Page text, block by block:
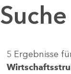
Suche
5 Ergebnisse